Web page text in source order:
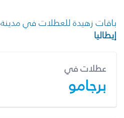
باقات زهيدة للعطلات في مدينة
إيطاليا
عطلات في
برجامو